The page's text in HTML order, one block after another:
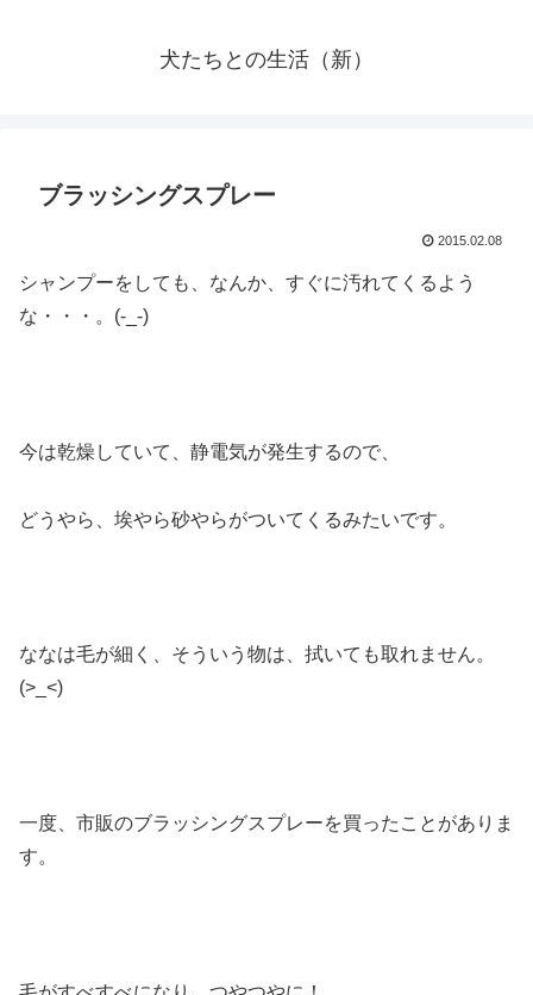
犬たちとの生活（新）
ブラッシングスプレー
2015.02.08
シャンプーをしても、なんか、すぐに汚れてくるよう
な・・・。(-_-)
今は乾燥していて、静電気が発生するので、
どうやら、埃やら砂やらがついてくるみたいです。
ななは毛が細く、そういう物は、拭いても取れません。
(>_<)
一度、市販のブラッシングスプレーを買ったことがありま
す。